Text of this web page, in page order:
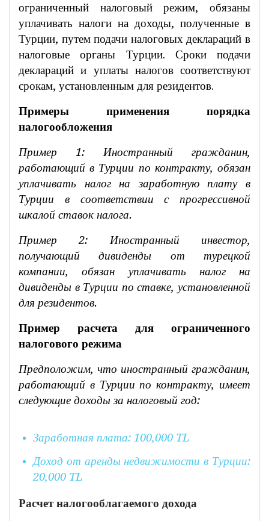
ограниченный налоговый режим, обязаны
уплачивать налоги на доходы, полученные в
Турции, путем подачи налоговых деклараций в
налоговые органы Турции. Сроки подачи
деклараций и уплаты налогов соответствуют
срокам, установленным для резидентов.
Примеры применения порядка
налогообложения
Пример 1: Иностранный гражданин,
работающий в Турции по контракту, обязан
уплачивать налог на заработную плату в
Турции в соответствии с прогрессивной
шкалой ставок налога.
Пример 2: Иностранный инвестор,
получающий дивиденды от турецкой
компании, обязан уплачивать налог на
дивиденды в Турции по ставке, установленной
для резидентов.
Пример расчета для ограниченного
налогового режима
Предположим, что иностранный гражданин,
работающий в Турции по контракту, имеет
следующие доходы за налоговый год:
Заработная плата: 100,000 TL
Доход от аренды недвижимости в Турции:
20,000 TL
Расчет налогооблагаемого дохода